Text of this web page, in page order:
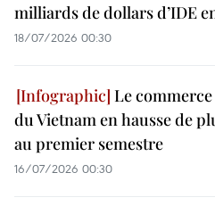
milliards de dollars d’IDE
18/07/2026 00:30
Le
du Vietnam en hausse de
au premier semestre
16/07/2026 00:30